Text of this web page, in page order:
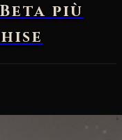
più